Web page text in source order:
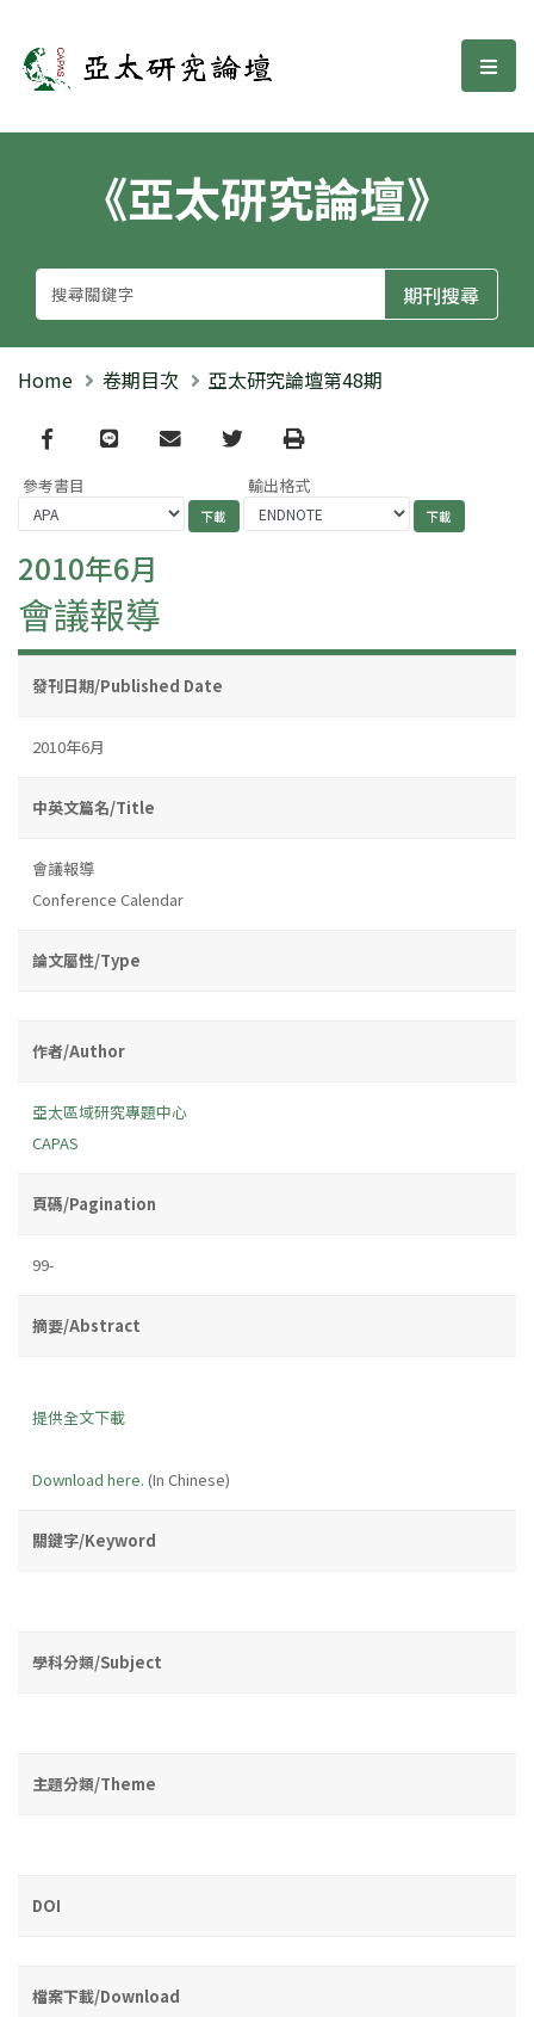
亞太研究論壇 選
《亞太研究論壇》
Home 卷期目次 亞太研究論壇第48期
Facebook
line email TwitterPrint
參考書目 輸出格式
2010年6月
會議報導
發刊日期/Published Date
2010年6月
中英文篇名/Title
會議報導
Conference Calendar
論文屬性/Type
作者/Author
亞太區域研究專題中心
CAPAS
頁碼/Pagination
99-
摘要/Abstract
提供全文下載
Download here. (In Chinese)
關鍵字/Keyword
學科分類/Subject
主題分類/Theme
DOI
檔案下載/Download